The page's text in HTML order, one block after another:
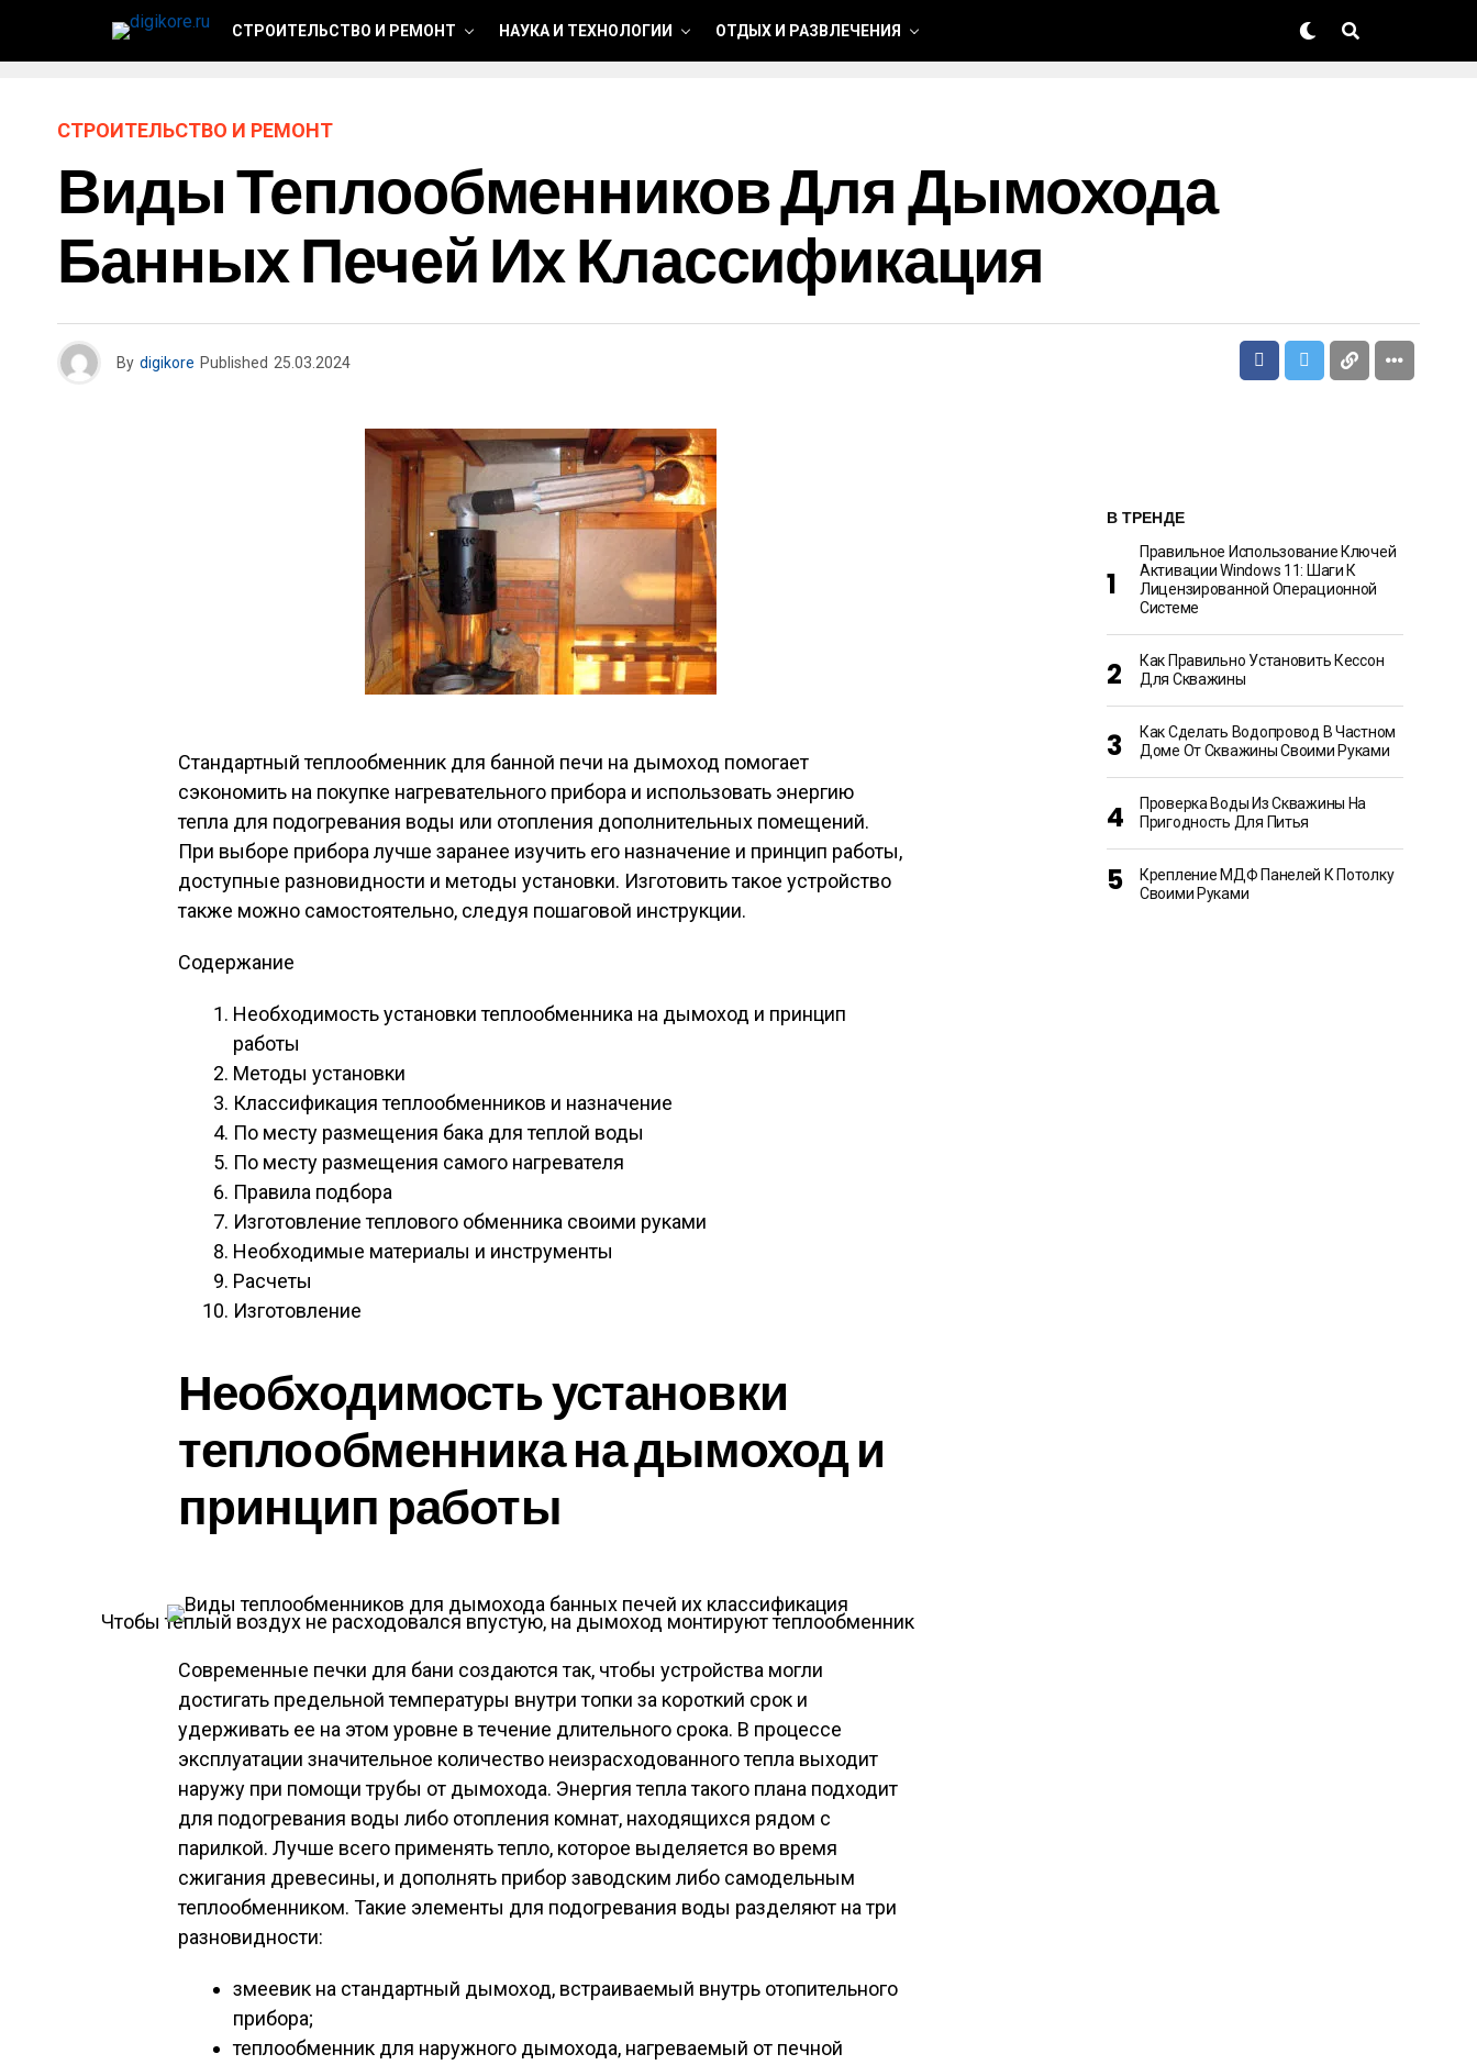
СТРОИТЕЛЬСТВО И РЕМОНТ НАУКА И ТЕХНОЛОГИИ ОТДЫХ И РАЗВЛЕЧЕНИЯ
СТРОИТЕЛЬСТВО И РЕМОНТ
Виды Теплообменников Для Дымохода
Банных Печей Их Классификация
By digikore Published 25.03.2024
Стандартный теплообменник для банной печи на дымоход помогает
сэкономить на покупке нагревательного прибора и использовать энергию
тепла для подогревания воды или отопления дополнительных помещений.
При выборе прибора лучше заранее изучить его назначение и принцип работы,
доступные разновидности и методы установки. Изготовить такое устройство
также можно самостоятельно, следуя пошаговой инструкции.
Содержание
Необходимость установки теплообменника на дымоход и принцип
работы
Методы установки
Классификация теплообменников и назначение
По месту размещения бака для теплой воды
По месту размещения самого нагревателя
Правила подбора
Изготовление теплового обменника своими руками
Необходимые материалы и инструменты
Расчеты
Изготовление
Необходимость установки
теплообменника на дымоход и
принцип работы
Чтобы теплый воздух не расходовался впустую, на дымоход монтируют теплообменник
Современные печки для бани создаются так, чтобы устройства могли
достигать предельной температуры внутри топки за короткий срок и
удерживать ее на этом уровне в течение длительного срока. В процессе
эксплуатации значительное количество неизрасходованного тепла выходит
наружу при помощи трубы от дымохода. Энергия тепла такого плана подходит
для подогревания воды либо отопления комнат, находящихся рядом с
парилкой. Лучше всего применять тепло, которое выделяется во время
сжигания древесины, и дополнять прибор заводским либо самодельным
теплообменником. Такие элементы для подогревания воды разделяют на три
разновидности:
змеевик на стандартный дымоход, встраиваемый внутрь отопительного
прибора;
теплообменник для наружного дымохода, нагреваемый от печной
В ТРЕНДЕ
Правильное Использование Ключей
Активации Windows 11: Шаги К
Лицензированной Операционной
Системе
Как Правильно Установить Кессон
Для Скважины
Как Сделать Водопровод В Частном
Доме От Скважины Своими Руками
Проверка Воды Из Скважины На
Пригодность Для Питья
Крепление МДФ Панелей К Потолку
Своими Руками